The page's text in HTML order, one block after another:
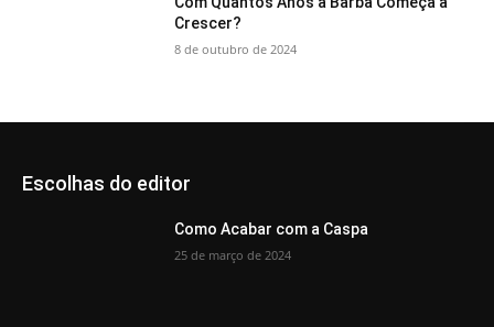
Crescer?
8 de outubro de 2024
Escolhas do editor
Como Acabar com a Caspa
25 de março de 2024